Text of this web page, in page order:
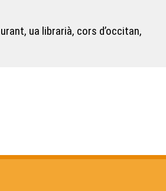
ua librarià, cors d’occitan,